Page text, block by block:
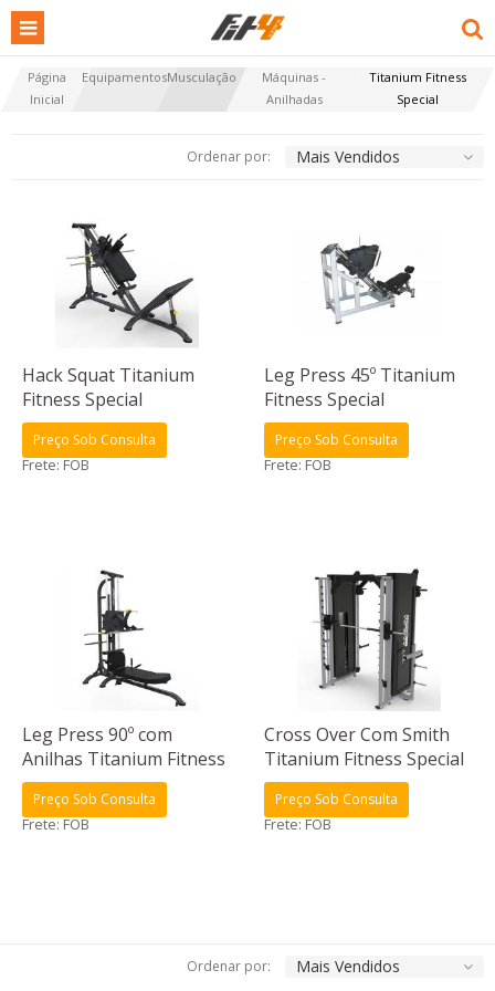
Página
Inicial
EquipamentosMusculação
Máquinas -
Anilhadas
Titanium Fitness
Special
Ordenar por: Mais Vendidos
Hack Squat Titanium
Fitness Special
Preço Sob Consulta
Frete: FOB
Leg Press 45º Titanium
Fitness Special
Preço Sob Consulta
Frete: FOB
Leg Press 90º com
Anilhas Titanium Fitness
Special
Preço Sob Consulta
Frete: FOB
Cross Over Com Smith
Titanium Fitness Special
Preço Sob Consulta
Frete: FOB
Ordenar por: Mais Vendidos